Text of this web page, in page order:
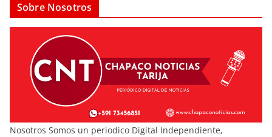
Sobre Nosotros
Nosotros Somos un periodico Digital Independiente,